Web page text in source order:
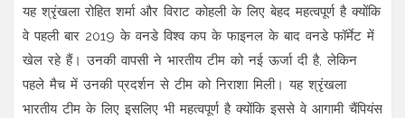
यह श्रृंखला रोहित शर्मा और विराट कोहली के लिए बेहद महत्वपूर्ण है क्योंकि
वे पहली बार 2019 के वनडे विश्व कप के फाइनल के बाद वनडे फॉर्मेट में
खेल रहे हैं। उनकी वापसी ने भारतीय टीम को नई ऊर्जा दी है, लेकिन
पहले मैच में उनकी प्रदर्शन से टीम को निराशा मिली। यह श्रृंखला
भारतीय टीम के लिए इसलिए भी महत्वपूर्ण है क्योंकि इससे वे आगामी चैंपियंस